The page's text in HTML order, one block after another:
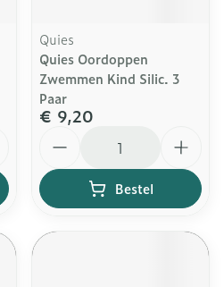
Quies
Quies Oordoppen
Zwemmen Kind Silic. 3
Paar
€ 9,20
Bestel